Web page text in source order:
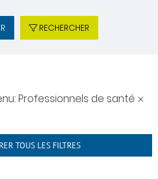
RECHERCHER
Professionnels de santé
TOUS LES FILTRES